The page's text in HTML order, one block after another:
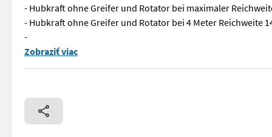
- Hubkraft ohne Greifer und Rotator bei maximaler
- Hubkraft ohne Greifer und Rotator bei 4 Meter Reichweite
-
MTM 14T -14 Tonnen Gesamtgewicht - Doppelrohrrahmen
Zobraziť viac